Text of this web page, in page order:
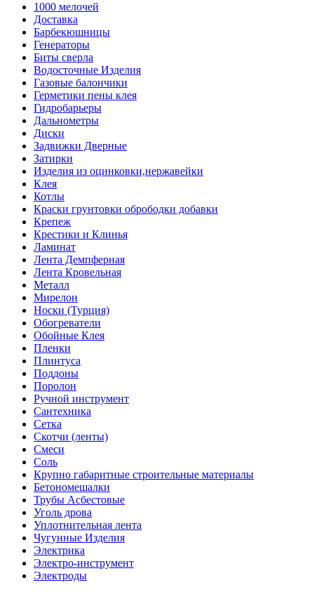
1000 мелочей
Доставка
Барбекюшницы
Генераторы
Биты сверла
Водосточные Изделия
Газовые балончики
Герметики пены клея
Гидробарьеры
Дальнометры
Диски
Задвижки Дверные
Затирки
Изделия из оцинковки,нержавейки
Клея
Котлы
Краски грунтовки обрободки добавки
Крепеж
Крестики и Клинья
Ламинат
Лента Демпферная
Лента Кровельная
Металл
Мирелон
Носки (Турция)
Обогреватели
Обойные Клея
Пленки
Плинтуса
Поддоны
Поролон
Ручной инструмент
Сантехника
Сетка
Скотчи (ленты)
Смеси
Соль
Крупно габаритные строительные материалы
Бетономешалки
Трубы Асбестовые
Уголь дрова
Уплотнительная лента
Чугунные Изделия
Электрика
Электро-инструмент
Электроды